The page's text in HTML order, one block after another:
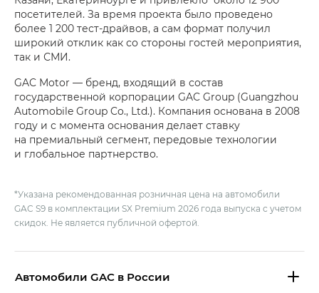
посетителей. За время проекта было проведено
более 1 200 тест-драйвов, а сам формат получил
широкий отклик как со стороны гостей мероприятия,
так и СМИ.
GAC Motor — бренд, входящий в состав
государственной корпорации GAC Group (Guangzhou
Automobile Group Co., Ltd.). Компания основана в 2008
году и с момента основания делает ставку
на премиальный сегмент, передовые технологии
и глобальное партнерство.
*Указана рекомендованная розничная цена на автомобили
GAC S9 в комплектации SX Premium 2026 года выпуска с учетом
скидок. Не является публичной офертой.
Aвтомобили GAC в России